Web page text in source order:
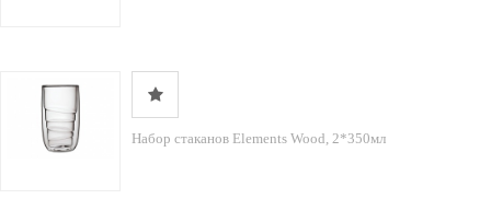
Набор стаканов Elements Wood, 2*350мл